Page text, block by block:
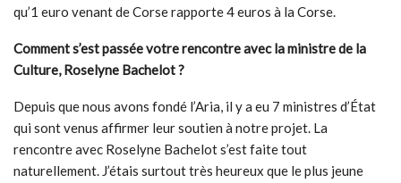
qu’1 euro venant de Corse rapporte 4 euros à la Corse.
Comment s’est passée votre rencontre avec la ministre de la
Culture, Roselyne Bachelot ?
Depuis que nous avons fondé l’Aria, il y a eu 7 ministres d’État
qui sont venus affirmer leur soutien à notre projet. La
rencontre avec Roselyne Bachelot s’est faite tout
naturellement. J’étais surtout très heureux que le plus jeune